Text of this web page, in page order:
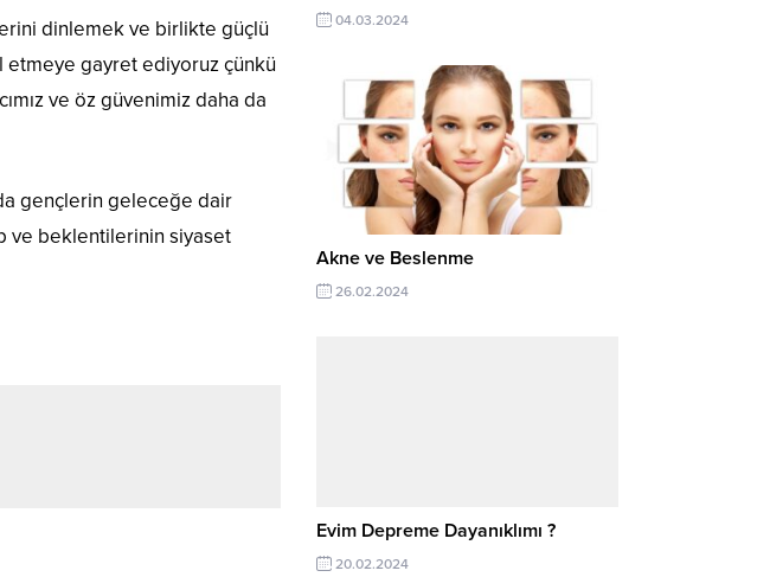
dinlemek ve birlikte güçlü
etmeye gayret ediyoruz çünkü
ve öz güvenimiz daha da
gençlerin geleceğe dair
ve beklentilerinin siyaset
04.03.2024
Akne ve Beslenme
26.02.2024
Evim Depreme Dayanıklımı ?
20.02.2024